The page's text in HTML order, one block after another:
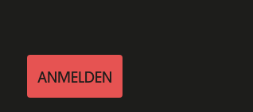
ANMELDEN